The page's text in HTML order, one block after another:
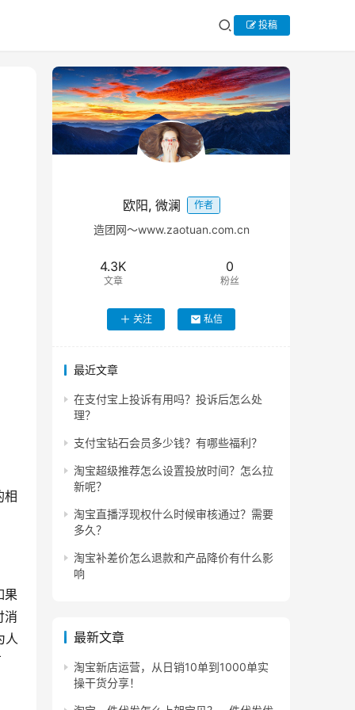
投稿
果
消
人
欧阳, 微澜 作者
造团网～www.zaotuan.com.cn
4.3K
文章
0
粉丝
关注 私信
最近文章
在支付宝上投诉有用吗？投诉后怎么处
理？
支付宝钻石会员多少钱？有哪些福利？
淘宝超级推荐怎么设置投放时间？怎么拉
新呢？
淘宝直播浮现权什么时候审核通过？需要
多久？
淘宝补差价怎么退款和产品降价有什么影
响
最新文章
淘宝新店运营，从日销10单到1000单实
操干货分享！